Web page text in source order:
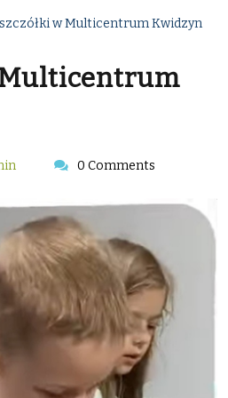
w Multicentrum Kwidzyn
Multicentrum
0 Comments